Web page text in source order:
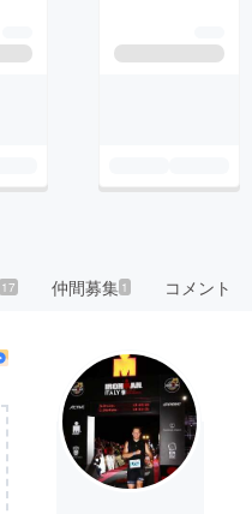
17 仲間募集 1 コメント